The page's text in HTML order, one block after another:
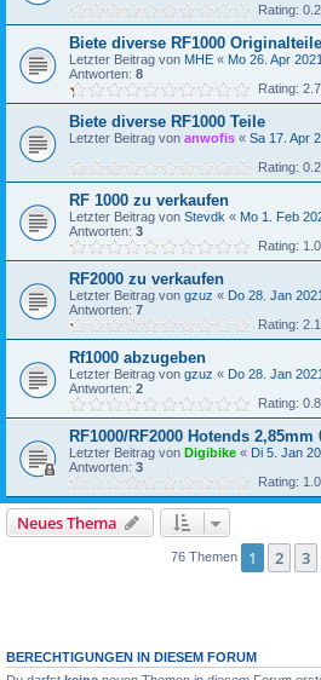
Rating:
Biete diverse RF1000 Originalteile
Letzter Beitrag von MHE « Mo 26. Apr
Antworten: 8
Rating:
Biete diverse RF1000 Teile
Letzter Beitrag von anwofis « Sa 17. Apr
Rating:
RF 1000 zu verkaufen
Letzter Beitrag von Stevdk « Mo 1. Feb
Antworten: 3
Rating:
RF2000 zu verkaufen
Letzter Beitrag von gzuz « Do 28. Jan
Antworten: 7
Rating:
Rf1000 abzugeben
Letzter Beitrag von gzuz « Do 28. Jan
Antworten: 2
Rating:
RF1000/RF2000 Hotends
Letzter Beitrag von Digibike « Di 5. Jan
Antworten: 3
Rating:
Neues Thema
76 Themen 1 2 3
BERECHTIGUNGEN IN DIESEM FORUM